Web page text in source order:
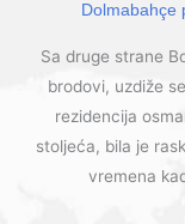
Dolmabahçe
Sa druge strane
brodovi, uzdiže
rezidencija
stoljeća, bila je
vremena